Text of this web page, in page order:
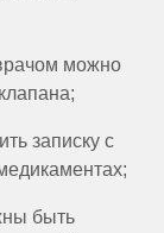
можно
записку с
быть